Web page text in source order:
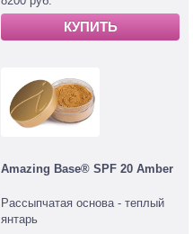
КУПИТЬ
Amazing Base® SPF 20 Amber
Рассыпчатая основа - теплый
янтарь